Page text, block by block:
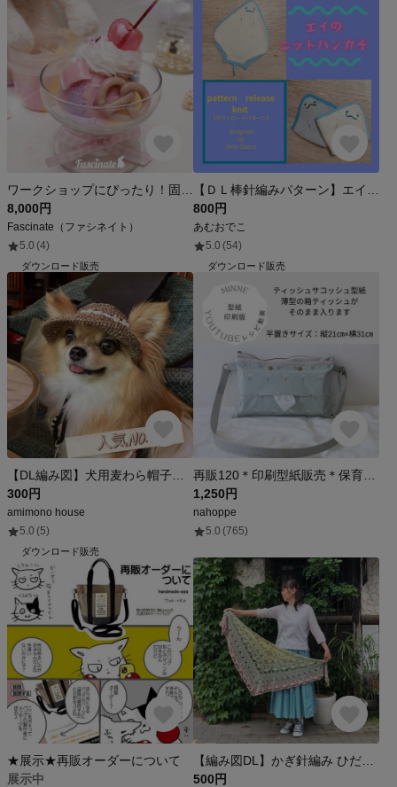
8,000円
Fascinate（ファシネイト）
5.0 (4)
ダウンロード販売
800円
あむおでこ
5.0 (54)
ダウンロード販売
300円
amimono house
5.0 (5)
ダウンロード販売
1,250円
nahoppe
5.0 (765)
★展示★再販オーダーについて
展示中
500円